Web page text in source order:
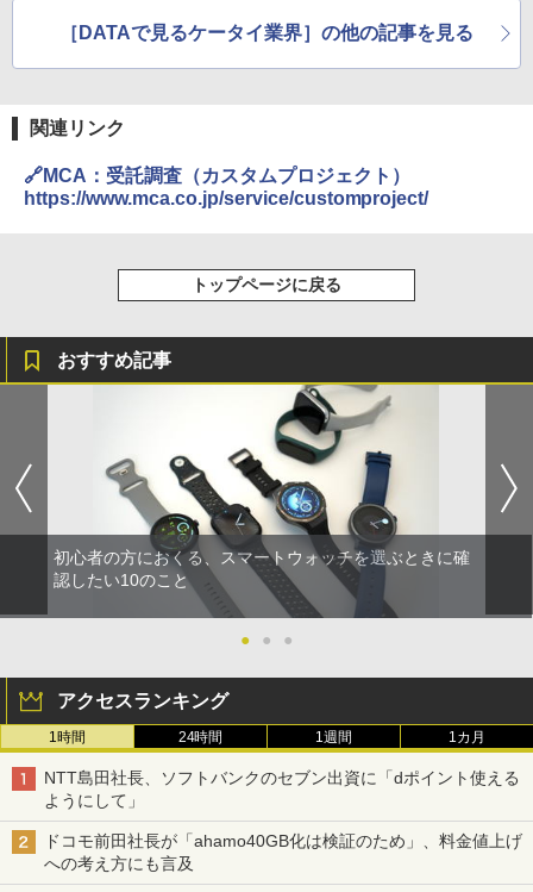
［DATAで見るケータイ業界］の他の記事を見る
関連リンク
🔗MCA：受託調査（カスタムプロジェクト）
https://www.mca.co.jp/service/customproject/
トップページに戻る
おすすめ記事
初心者の方におくる、スマートウォッチを選ぶときに確
認したい10のこと
● ● ●
アクセスランキング
1時間 24時間 1週間 1カ月
NTT島田社長、ソフトバンクのセブン出資に「dポイント使える
ようにして」
ドコモ前田社長が「ahamo40GB化は検証のため」、料金値上げ
への考え方にも言及